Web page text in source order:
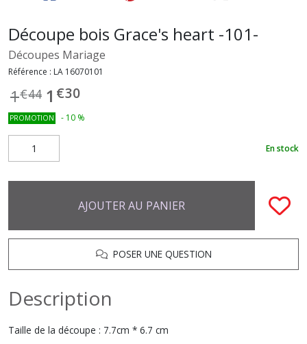
Découpe bois Grace's heart -101-
Découpes Mariage
Référence : LA 16070101
1€44 1 €30
PROMOTION - 10 %
En stock
AJOUTER AU PANIER
POSER UNE QUESTION
Description
Taille de la découpe : 7.7cm * 6.7 cm